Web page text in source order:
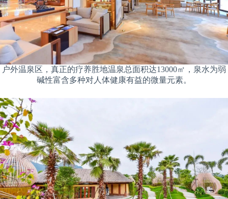
户外温泉区，真正的疗养胜地温泉总面积达13000㎡，泉水为弱
碱性富含多种对人体健康有益的微量元素。